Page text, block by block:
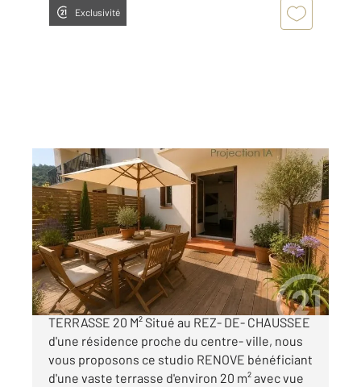
Exclusivité
AMELIE LES BAINS PALALDA 66
19 m2 , 1 pièce
Ref : 10560
Appartement Studio à vendre
36 500 €
Beau potentiel pour ce studio rénové avec
TERRASSE 20 M² Situé au REZ- DE- CHAUSSEE
d'une résidence proche du centre- ville, nous
vous proposons ce studio RENOVE bénéficiant
d'une vaste terrasse d'environ 20 m² avec vue